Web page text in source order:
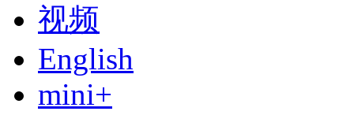
视频
English
mini+